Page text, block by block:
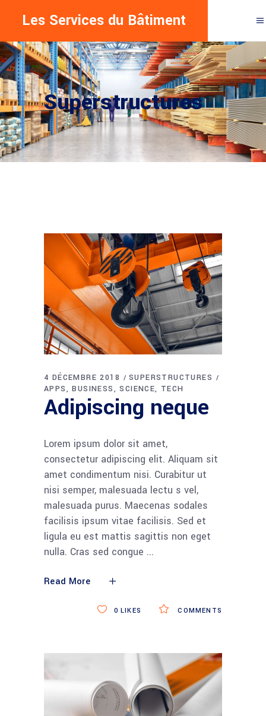
Les Services du Bâtiment
Superstructures
4 DÉCEMBRE 2018
SUPERSTRUCTURES
APPS
BUSINESS SCIENCE TECH
Adipiscing neque
Lorem ipsum dolor sit amet,
consectetur adipiscing elit. Aliquam sit
amet condimentum nisi. Curabitur ut
nisi semper, malesuada lectu s vel,
malesuada purus. Maecenas sodales
facilisis ipsum vitae facilisis. Sed et
ligula eu est mattis sagittis non eget
nulla. Cras sed congue
Read More
COMMENTS
0 LIKES